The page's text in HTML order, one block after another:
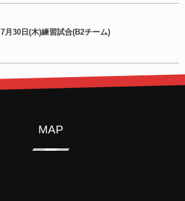
7月30日(木)練習試合(B2チーム)
MAP